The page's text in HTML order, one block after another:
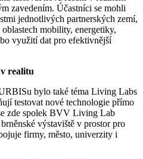
zavedením. Účastníci se mohli
jednotlivých partnerských zemí,
mobility, energetiky,
využití dat pro efektivnější
realitu
bylo také téma Living Labs
testovat nové technologie přímo
zde spolek BVV Living Lab
výstaviště v prostor pro
firmy, město, univerzity i